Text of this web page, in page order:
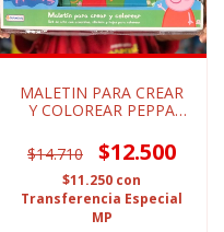
MALETIN PARA CREAR
Y COLOREAR PEPPA
$14.710
$12.500
$11.250 con
Transferencia Especial
MP